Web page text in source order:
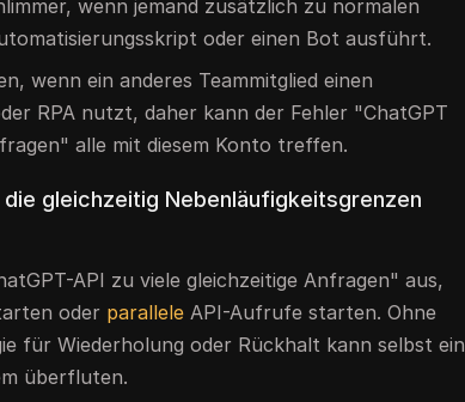
wenn jemand zusätzlich zu normalen
oder einen Bot ausführt.
wenn ein anderes Teammitglied einen
RPA nutzt, daher kann der Fehler "ChatGPT
alle mit diesem Konto treffen.
gleichzeitig Nebenläufigkeitsgrenzen
API zu viele gleichzeitige Anfragen" aus,
oder parallele API-Aufrufe starten. Ohne
für Wiederholung oder Rückhalt kann selbst ein
überfluten.